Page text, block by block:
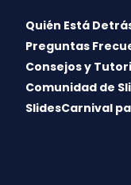
Quién Está
Preguntas
Consejos y
Comunidad de
SlidesCarnival